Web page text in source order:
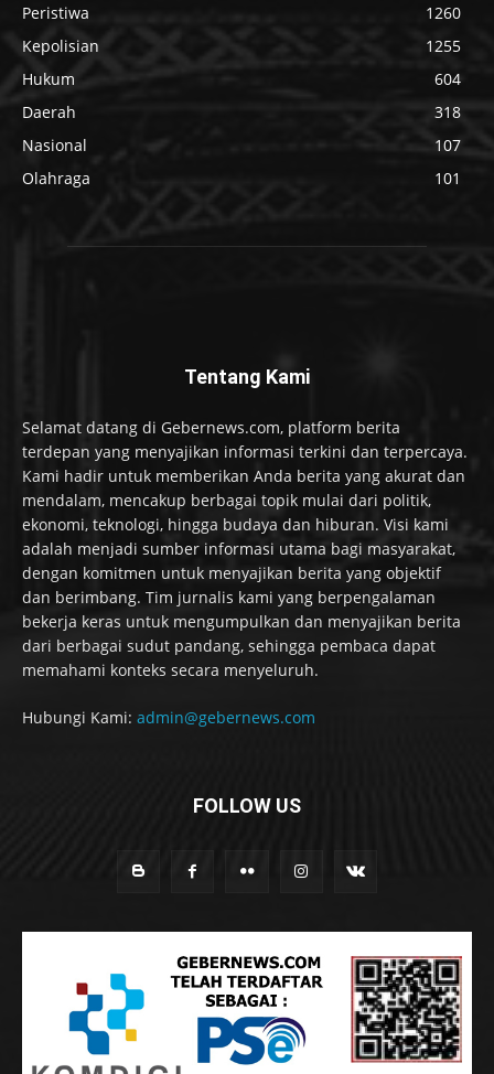
Peristiwa
1260
Kepolisian
1255
Hukum
604
Daerah
318
Nasional
107
Olahraga
101
Tentang Kami
Selamat datang di Gebernews.com, platform berita
terdepan yang menyajikan informasi terkini dan terpercaya.
Kami hadir untuk memberikan Anda berita yang akurat dan
mendalam, mencakup berbagai topik mulai dari politik,
ekonomi, teknologi, hingga budaya dan hiburan. Visi kami
adalah menjadi sumber informasi utama bagi masyarakat,
dengan komitmen untuk menyajikan berita yang objektif
dan berimbang. Tim jurnalis kami yang berpengalaman
bekerja keras untuk mengumpulkan dan menyajikan berita
dari berbagai sudut pandang, sehingga pembaca dapat
memahami konteks secara menyeluruh.
Hubungi Kami: admin@gebernews.com
FOLLOW US